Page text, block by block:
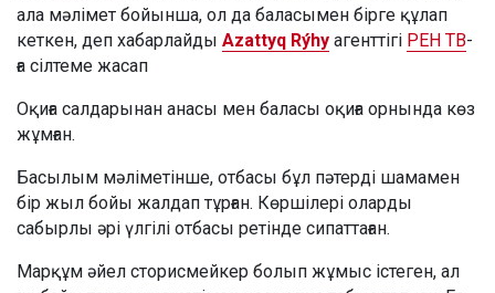
ала мәлімет бойынша, ол да баласымен бірге құлап
кеткен, деп хабарлайды Azattyq Rýhy агенттігі РЕН ТВ-
ға сілтеме жасап
Оқиға салдарынан анасы мен баласы оқиға орнында көз
жұмған.
Басылым мәліметінше, отбасы бұл пәтерді шамамен
бір жыл бойы жалдап тұрған. Көршілері оларды
сабырлы әрі үлгілі отбасы ретінде сипаттаған.
Марқұм әйел сторисмейкер болып жұмыс істеген, ал